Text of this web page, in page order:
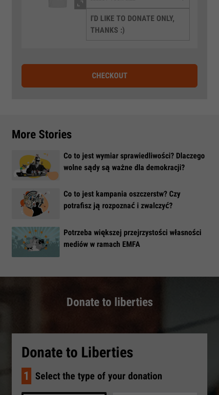
I'D LIKE TO DONATE ONLY,
THANKS :)
CHECKOUT
More Stories
Co to jest wymiar sprawiedliwości? Dlaczego
wolne sądy są ważne dla demokracji?
​Co to jest kampania oszczerstw? Czy
potrafisz ją rozpoznać i zwalczyć?
​Potrzeba większej przejrzystości własności
mediów w ramach EMFA
Donate to liberties
Donate to Liberties
1 Select the type of your donation